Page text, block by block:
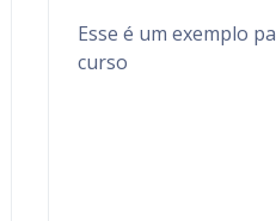
Esse é um exemplo
curso